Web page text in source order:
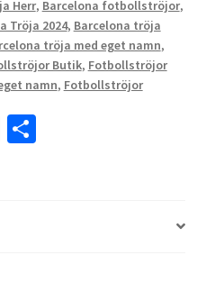
Herr, Barcelona fotbollströjor,
Tröja 2024, Barcelona tröja
tröja med eget namn,
Butik, Fotbollströjor
namn, Fotbollströjor
E D